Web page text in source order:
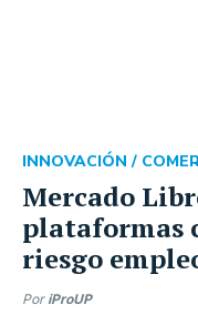
Mercado
plataformas
riesgo
INNOVACIÓN /
Por iProUP